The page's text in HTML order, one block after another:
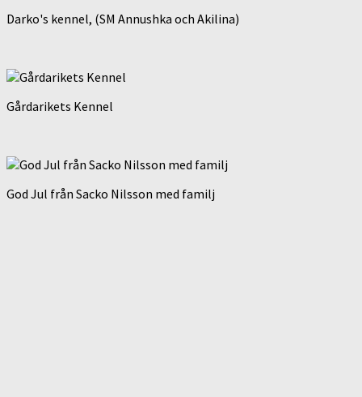
Darko's kennel, (SM Annushka och Akilina)
Gårdarikets Kennel
God Jul från Sacko Nilsson med familj